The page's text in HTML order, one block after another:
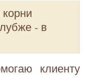
- в
клиенту